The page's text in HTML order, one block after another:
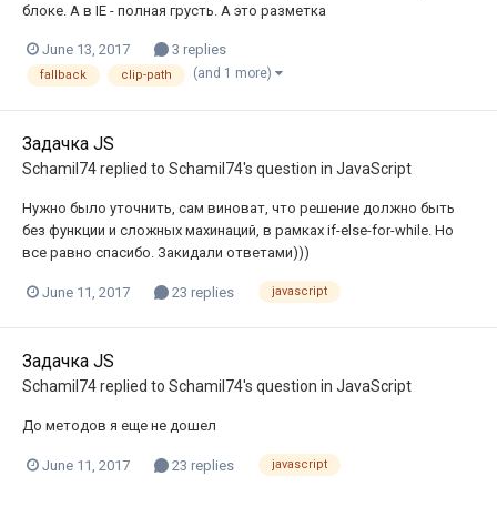
блоке. А в IE - полная грусть. А это разметка
June 13, 2017 3 replies
fallback clip-path (and 1 more)
Задачка JS
Schamil74replied to Schamil74's question in JavaScript
Нужно было уточнить, сам виноват, что решение должно быть
без функции и сложных махинаций, в рамках if-else-for-while. Но
все равно спасибо. Закидали ответами)))
June 11, 2017 23 replies javascript
Задачка JS
Schamil74replied to Schamil74's question in JavaScript
До методов я еще не дошел
June 11, 2017 23 replies javascript